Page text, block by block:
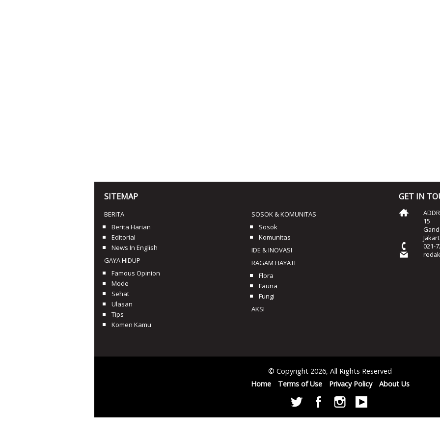
SITEMAP
BERITA
Berita Harian
Editorial
News In English
GAYA HIDUP
Famous Opinion
Mode
Sehat
Ulasan
Tips
Komen Kamu
SOSOK & KOMUNITAS
Sosok
Komunitas
IDE & INOVASI
RAGAM HAYATI
Flora
Fauna
Fungi
AKSI
GET IN
15
021-
© Copyright 2026, All Rights Reserved
Home
Terms of Use Privacy Policy About Us